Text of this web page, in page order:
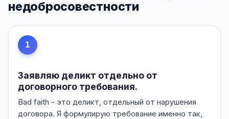
недобросовестности
1
Заявляю деликт отдельно от
договорного требования.
Bad faith - это деликт, отдельный от нарушения
договора. Я формулирую требование именно так,